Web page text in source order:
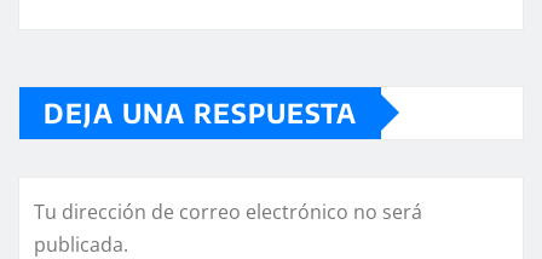
DEJA UNA RESPUESTA
Tu dirección de correo electrónico no será
publicada.